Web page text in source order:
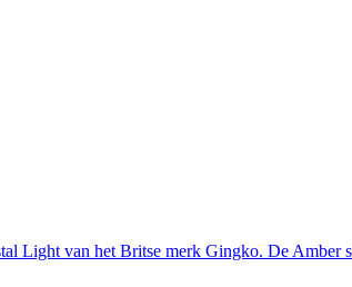
Light van het Britse merk Gingko. De Amber